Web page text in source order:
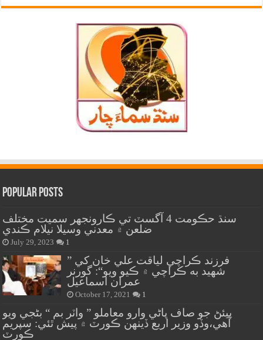
Popular Posts
سنڌ حڪومت 4 آگسٽ تي ڪارونجهر سميت مختلف
ضلعن ۾ معدني وسيلا نيلام ڪندي
July 29, 2023 1
” فرزند ڪراچي لياقت علي خان کي
شهيد به ڪراچي ۾ ڪيو ويو“: گورنر
عمران اسماعيل
October 17, 2021 1
پيئڻ جو صاف پاڻي وارو معاملو ” واٽر بم “ بڻجي ويو
آهي،وڏو وزير اربع ڏينهن ڪورٽ ۾ پيش ٿئي: سپريم
ڪورٽ